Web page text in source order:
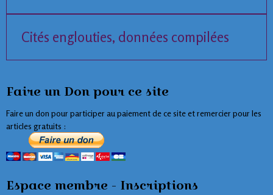
Cités englouties, données compilées
Faire un Don pour ce site
Faire un don pour participer au paiement de ce site et remercier pour les
articles gratuits :
Espace membre - Inscriptions